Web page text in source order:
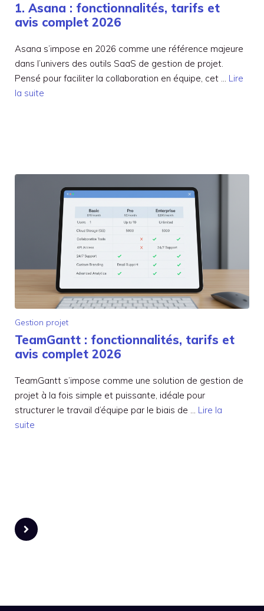
1. Asana : fonctionnalités, tarifs et
avis complet 2026
Asana s’impose en 2026 comme une référence majeure
dans l’univers des outils SaaS de gestion de projet.
Pensé pour faciliter la collaboration en équipe, cet … Lire
la suite
Gestion projet
TeamGantt : fonctionnalités, tarifs et
avis complet 2026
TeamGantt s’impose comme une solution de gestion de
projet à la fois simple et puissante, idéale pour
structurer le travail d’équipe par le biais de … Lire la
suite